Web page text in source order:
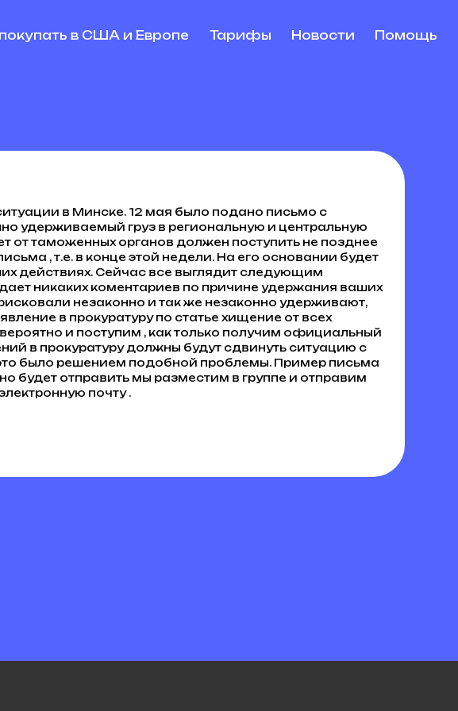
в США и Европе Тарифы Новости Помощь
в Минске. 12 мая было подано письмо с
удерживаемый груз в региональную и центральную
от таможенных органов должен поступить не позднее
, т.е. в конце этой недели. На его основании будет
действиях. Сейчас все выглядит следующим
никаких коментариев по причине удержания ваших
незаконно и так же незаконно удерживают,
в прокуратуру по статье хищение от всех
и поступим , как только получим официальный
в прокуратуру должны будут сдвинуть ситуацию с
было решением подобной проблемы. Пример письма
будет отправить мы разместим в группе и отправим
почту .